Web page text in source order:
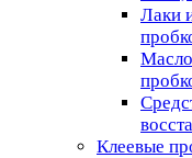
Лаки
Масло
Клеевые